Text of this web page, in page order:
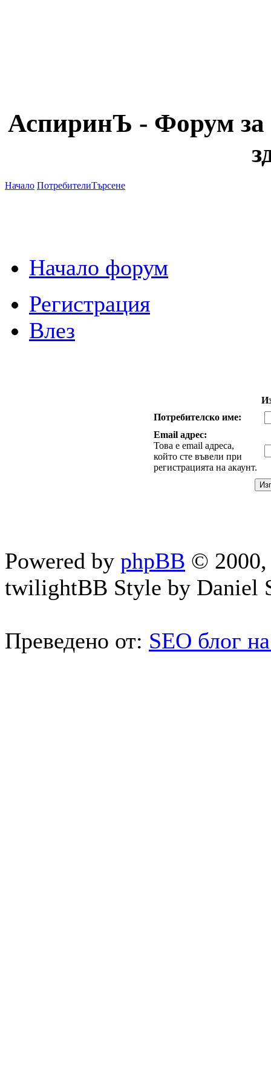
АспиринЪ - Форум за
Начало ПотребителиТърсене
Начало форум
Регистрация
Влез
Потребителско име:
Email адрес:
Това е email адреса,
който сте въвели при
регистрацията на акаунт.
Powered by phpBB © 2000,
twilightBB Style by Daniel
Преведено от: SEO блог